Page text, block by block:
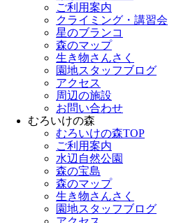
ご利用案内
クライミング・講習会
星のブランコ
森のマップ
生き物さんさく
園地スタッフブログ
アクセス
周辺の施設
お問い合わせ
むろいけの森
むろいけの森TOP
ご利用案内
水辺自然公園
森の宝島
森のマップ
生き物さんさく
園地スタッフブログ